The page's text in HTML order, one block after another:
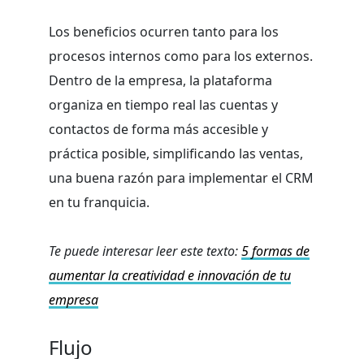
Los beneficios ocurren tanto para los
procesos internos como para los externos.
Dentro de la empresa, la plataforma
organiza en tiempo real las cuentas y
contactos de forma más accesible y
práctica posible, simplificando las ventas,
una buena razón para implementar el CRM
en tu franquicia.
Te puede interesar leer este texto:5 formas de
aumentar la creatividad e innovación de tu
empresa
Flujo